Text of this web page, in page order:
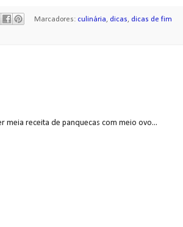
Marcadores: culinária, dicas, dicas de fim
meia receita de panquecas com meio ovo...